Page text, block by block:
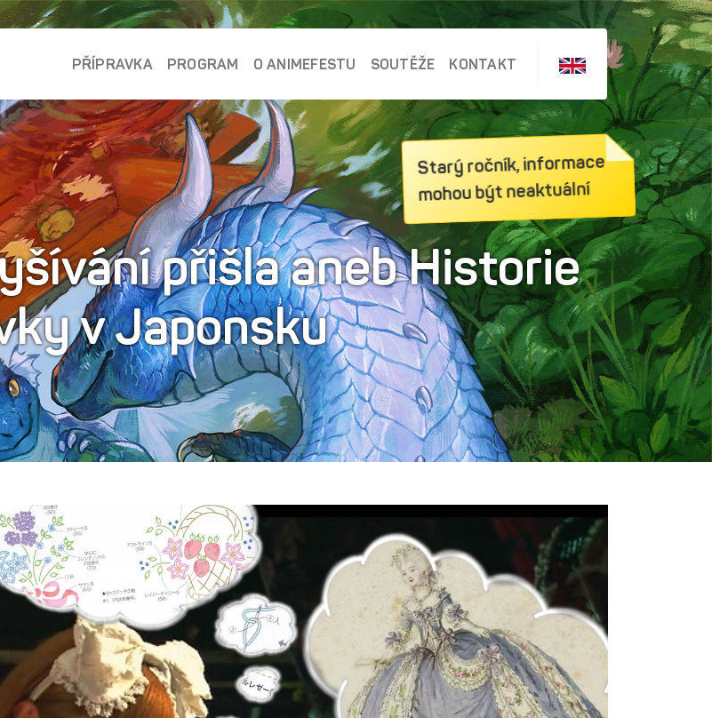
PŘÍPRAVKA PROGRAM O ANIMEFESTU SOUTĚŽE KONTAKT
přišla aneb Historie
v Japonsku
Starý ročník, informace
mohou být neaktuální